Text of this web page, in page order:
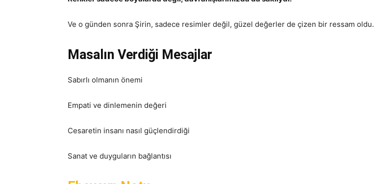
Ve o günden sonra Şirin, sadece resimler değil, güzel değerler de çizen bir ressam oldu.
Masalın Verdiği Mesajlar
Sabırlı olmanın önemi
Empati ve dinlemenin değeri
Cesaretin insanı nasıl güçlendirdiği
Sanat ve duyguların bağlantısı